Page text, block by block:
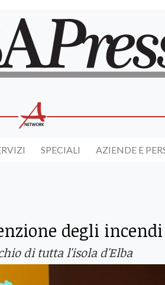
SPECIALI AZIENDE E
degli incendi
di tutta l'isola d'Elba